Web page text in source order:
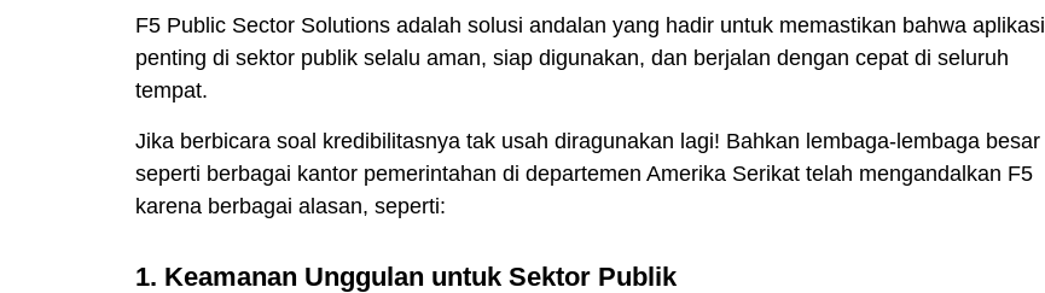
F5 Public Sector Solutions adalah solusi andalan yang hadir untuk memastikan bahwa aplikasi
penting di sektor publik selalu aman, siap digunakan, dan berjalan dengan cepat di seluruh
tempat.
Jika berbicara soal kredibilitasnya tak usah diragunakan lagi! Bahkan lembaga-lembaga besar
seperti berbagai kantor pemerintahan di departemen Amerika Serikat telah mengandalkan F5
karena berbagai alasan, seperti:
1. Keamanan Unggulan untuk Sektor Publik